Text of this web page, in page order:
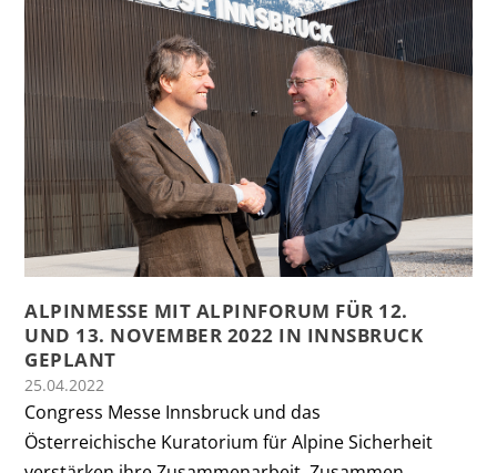
ALPINMESSE MIT ALPINFORUM FÜR 12.
UND 13. NOVEMBER 2022 IN INNSBRUCK
GEPLANT
25.04.2022
Congress Messe Innsbruck und das
Österreichische Kuratorium für Alpine Sicherheit